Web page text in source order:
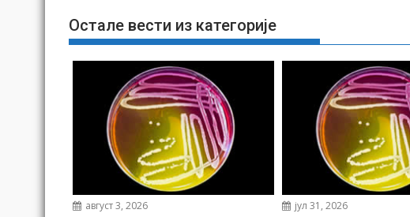
а
њ
а
Остале вести из категорије
август 3, 2026 јул 31, 2026